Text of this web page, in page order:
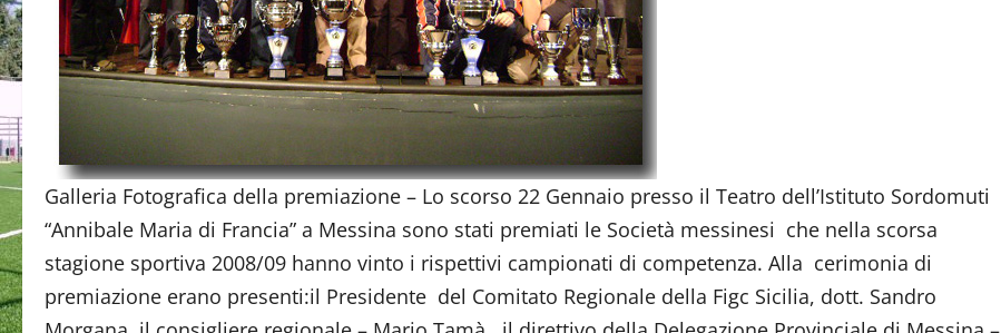
Galleria Fotografica della premiazione – Lo scorso 22 Gennaio presso il Teatro dell’Istituto Sordomuti
“Annibale Maria di Francia” a Messina sono stati premiati le Società messinesi che nella scorsa
stagione sportiva 2008/09 hanno vinto i rispettivi campionati di competenza. Alla cerimonia di
premiazione erano presenti:il Presidente del Comitato Regionale della Figc Sicilia, dott. Sandro